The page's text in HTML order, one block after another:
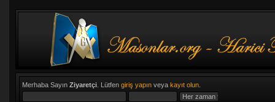
Merhaba Sayın Ziyaretçi. Lütfen giriş yapınveya kayıt olun.